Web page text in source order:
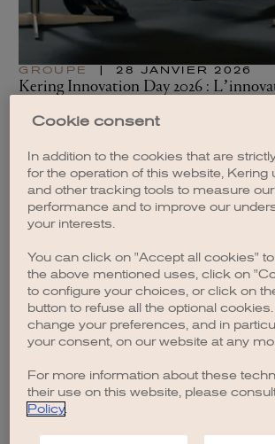
GROUPE 28 JANVIER 2026
Kering Innovation Day 2026 :
LIRE L'ARTICLE
VOIR TOUS LES ARTICLES
EN FR IT CN JP
PLAN DU SITE
Cookie consent
In addition to the cookies that are
for the operation of this website,
and other tracking tools to measure
performance and to improve our
your interests.
You can click on "Accept all cookies"
the above mentioned uses, click on
to configure your choices, or click on
button to refuse all the optional
change your preferences, and in
your consent, on our website at any
For more information about these
their use on this website, please
Policy.